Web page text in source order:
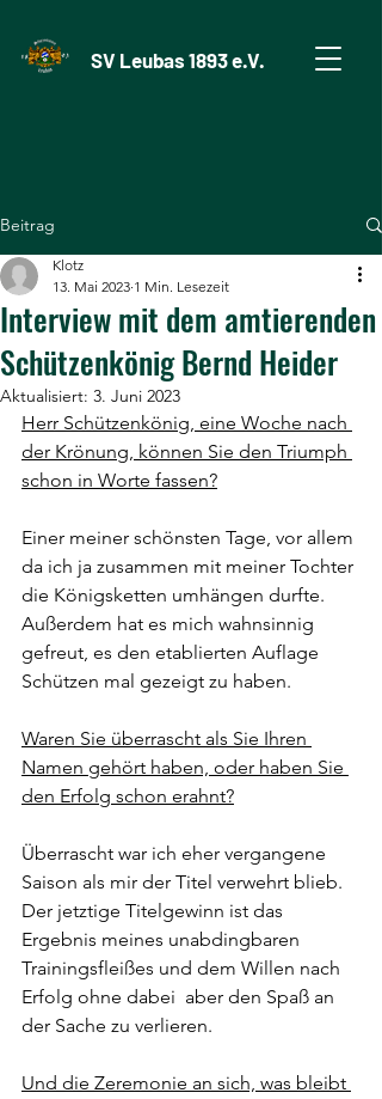
SV Leubas 1893 e.V.
Beitrag
Interview mit dem amtierenden
Schützenkönig Bernd Heider
Klotz
13. Mai 2023 1 Min. Lesezeit
Aktualisiert: 3. Juni 2023
Herr Schützenkönig, eine Woche nach
der Krönung, können Sie den Triumph
schon in Worte fassen?
Einer meiner schönsten Tage, vor allem
da ich ja zusammen mit meiner Tochter
die Königsketten umhängen durfte.
Außerdem hat es mich wahnsinnig
gefreut, es den etablierten Auflage
Schützen mal gezeigt zu haben.
Waren Sie überrascht als Sie Ihren
Namen gehört haben, oder haben Sie
den Erfolg schon erahnt?
Überrascht war ich eher vergangene
Saison als mir der Titel verwehrt blieb.
Der jetztige Titelgewinn ist das
Ergebnis meines unabdingbaren
Trainingsfleißes und dem Willen nach
Erfolg ohne dabei  aber den Spaß an
der Sache zu verlieren.
Und die Zeremonie an sich, was bleibt